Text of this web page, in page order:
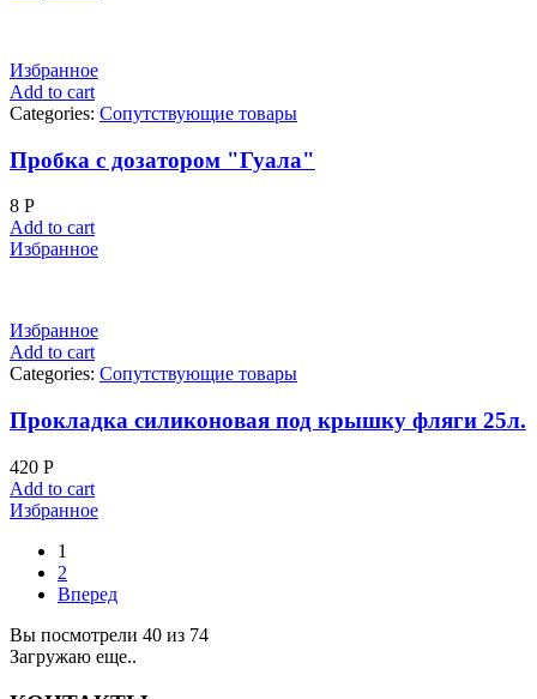
Избранное
Add to cart
Categories: Сопутствующие товары
Пробка с дозатором "Гуала"
8 Р
Add to cart
Избранное
Избранное
Add to cart
Categories: Сопутствующие товары
Прокладка силиконовая под крышку фляги 25л.
420 Р
Add to cart
Избранное
1
2
Вперед
Вы посмотрели 40 из 74
Загружаю еще..